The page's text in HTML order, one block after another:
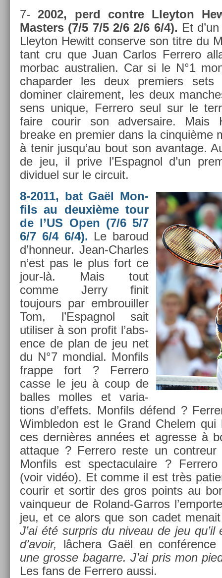
7-2002, perd con­tre Lleyton
Mast­ers (7/5 7/5 2/6 2/6 6/4). Et
Lleyton Hewitt con­ser­ve son titre du
tant cru que Juan Car­los Fer­rero
mor­bac australi­en. Car si le N°1
chapard­er les deux pre­mi­ers sets
domin­er claire­ment, les deux
sens uni­que, Fer­rero seul sur le
faire co­urir son ad­versaire. Mais
breake en pre­mi­er dans la cin­quiè­me
à tenir jusqu’au bout son avan­tage.
de jeu, il prive l’Es­pagnol d’un
dividuel sur le cir­cuit.
8-2011, bat Gaël Mon­
fils au deuxième tour
de l’US Open (7/6 5/7
6/7 6/4 6/4). Le baroud
d’hon­neur. Jean-Charles
n’est pas le plus fort ce
jour-là. Mais tout
comme Jerry finit
toujours par em­brouill­er
Tom, l’Es­pagnol sait
utilis­er à son pro­fit l’abs­
ence de plan de jeu net
du N°7 mon­di­al. Mon­fils
frap­pe fort ? Fer­rero
casse le jeu à coup de
bal­les mol­les et varia­
tions d’ef­fets. Mon­fils défend ?
Wimbledon est le Grand Chelem
ces dernières années et ag­resse à
at­taque ? Fer­rero reste un con­treur
Mon­fils est spec­taculaire ?
(voir vidéo). Et comme il est très
co­urir et sor­tir des gros points au
vain­queur de Roland-Garros
jeu, et ce alors que son cadet
J’ai été sur­pris du niveau de jeu
d’avoir,
lâchera Gaël en
une gros­se bagar­re. J’ai pris mon
Les fans de Fer­rero aussi.